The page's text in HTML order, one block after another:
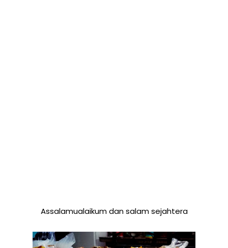
Assalamualaikum dan salam sejahtera